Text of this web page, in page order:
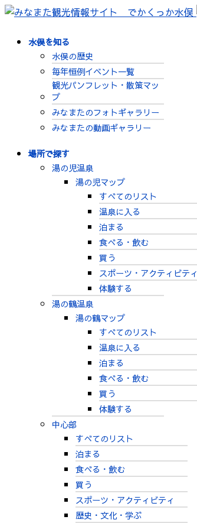
水俣を知る
水俣の歴史
毎年恒例イベント一覧
観光パンフレット・散策マッ
プ
みなまたのフォトギャラリー
みなまたの動画ギャラリー
場所で探す
湯の児温泉
湯の児マップ
すべてのリスト
温泉に入る
泊まる
食べる・飲む
買う
スポーツ・アクティビティ
体験する
湯の鶴温泉
湯の鶴マップ
すべてのリスト
温泉に入る
泊まる
食べる・飲む
買う
体験する
中心部
すべてのリスト
泊まる
食べる・飲む
買う
スポーツ・アクティビティ
歴史・文化・学ぶ